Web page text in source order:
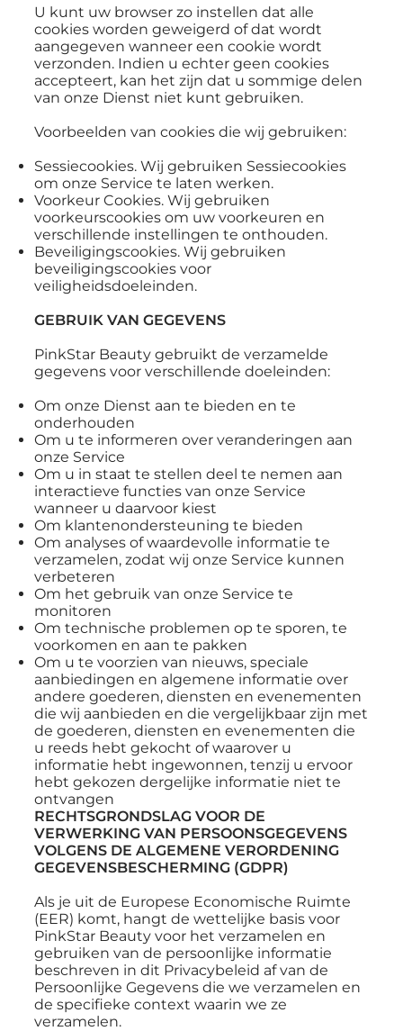
U kunt uw browser zo instellen dat alle
cookies worden geweigerd of dat wordt
aangegeven wanneer een cookie wordt
verzonden. Indien u echter geen cookies
accepteert, kan het zijn dat u sommige delen
van onze Dienst niet kunt gebruiken.
Voorbeelden van cookies die wij gebruiken:
Sessiecookies. Wij gebruiken Sessiecookies
om onze Service te laten werken.
Voorkeur Cookies. Wij gebruiken
voorkeurscookies om uw voorkeuren en
verschillende instellingen te onthouden.
Beveiligingscookies. Wij gebruiken
beveiligingscookies voor
veiligheidsdoeleinden.
GEBRUIK VAN GEGEVENS
PinkStar Beauty gebruikt de verzamelde
gegevens voor verschillende doeleinden:
Om onze Dienst aan te bieden en te
onderhouden
Om u te informeren over veranderingen aan
onze Service
Om u in staat te stellen deel te nemen aan
interactieve functies van onze Service
wanneer u daarvoor kiest
Om klantenondersteuning te bieden
Om analyses of waardevolle informatie te
verzamelen, zodat wij onze Service kunnen
verbeteren
Om het gebruik van onze Service te
monitoren
Om technische problemen op te sporen, te
voorkomen en aan te pakken
Om u te voorzien van nieuws, speciale
aanbiedingen en algemene informatie over
andere goederen, diensten en evenementen
die wij aanbieden en die vergelijkbaar zijn met
de goederen, diensten en evenementen die
u reeds hebt gekocht of waarover u
informatie hebt ingewonnen, tenzij u ervoor
hebt gekozen dergelijke informatie niet te
ontvangen
RECHTSGRONDSLAG VOOR DE
VERWERKING VAN PERSOONSGEGEVENS
VOLGENS DE ALGEMENE VERORDENING
GEGEVENSBESCHERMING (GDPR)
Als je uit de Europese Economische Ruimte
(EER) komt, hangt de wettelijke basis voor
PinkStar Beauty voor het verzamelen en
gebruiken van de persoonlijke informatie
beschreven in dit Privacybeleid af van de
Persoonlijke Gegevens die we verzamelen en
de specifieke context waarin we ze
verzamelen.